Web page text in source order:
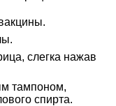
слегка нажав
тампоном,
спирта.